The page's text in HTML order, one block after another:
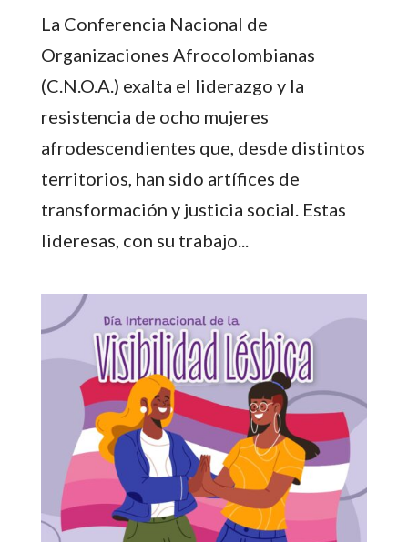
La Conferencia Nacional de
Organizaciones Afrocolombianas
(C.N.O.A.) exalta el liderazgo y la
resistencia de ocho mujeres
afrodescendientes que, desde distintos
territorios, han sido artífices de
transformación y justicia social. Estas
lideresas, con su trabajo...